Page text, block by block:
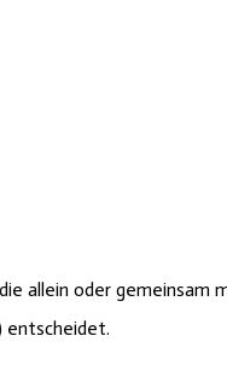
allein oder
entscheidet.